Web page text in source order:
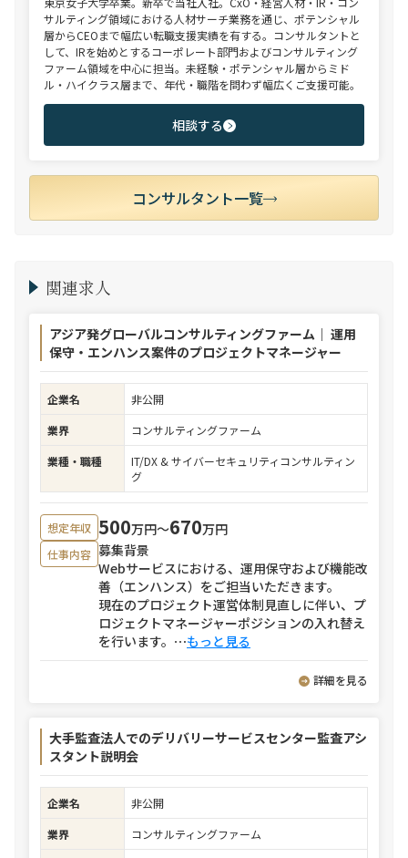
サルティング領域における人材サーチ業務を通じ、ポテンシャル
層からCEOまで幅広い転職支援実績を有する。コンサルタントと
して、IRを始めとするコーポレート部門およびコンサルティング
ファーム領域を中心に担当。未経験・ポテンシャル層からミド
ル・ハイクラス層まで、年代・職階を問わず幅広くご支援可能。
相談する
コンサルタント一覧
関連求人
アジア発グローバルコンサルティングファーム｜ 運用
保守・エンハンス案件のプロジェクトマネージャー
企業名
非公開
業界
コンサルティングファーム
業種・職種
IT/DX & サイバーセキュリティコンサルティン
グ
想定年収 500万円〜670万円
仕事内容 募集背景
Webサービスにおける、運用保守および機能改
善（エンハンス）をご担当いただきます。
現在のプロジェクト運営体制見直しに伴い、プ
ロジェクトマネージャーポジションの入れ替え
を行います。 ⋯もっと見る
詳細を見る
大手監査法人でのデリバリーサービスセンター監査アシ
スタント説明会
企業名
非公開
業界
コンサルティングファーム